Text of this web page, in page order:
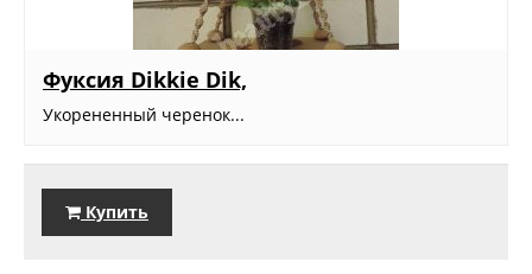
Фуксия Dikkie Dik,
Укорененный черенок...
Купить